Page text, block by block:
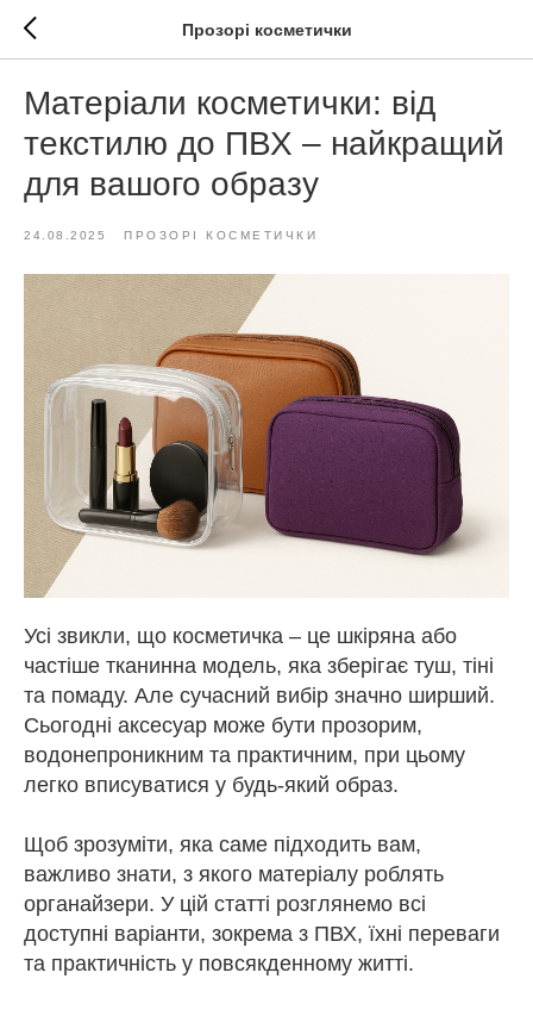
Прозорі косметички
Матеріали косметички: від
текстилю до ПВХ – найкращий
для вашого образу
24.08.2025 ПРОЗОРІ КОСМЕТИЧКИ
Усі звикли, що косметичка – це шкіряна або
частіше тканинна модель, яка зберігає туш, тіні
та помаду. Але сучасний вибір значно ширший.
Сьогодні аксесуар може бути прозорим,
водонепроникним та практичним, при цьому
легко вписуватися у будь-який образ.
Щоб зрозуміти, яка саме підходить вам,
важливо знати, з якого матеріалу роблять
органайзери. У цій статті розглянемо всі
доступні варіанти, зокрема з ПВХ, їхні переваги
та практичність у повсякденному житті.